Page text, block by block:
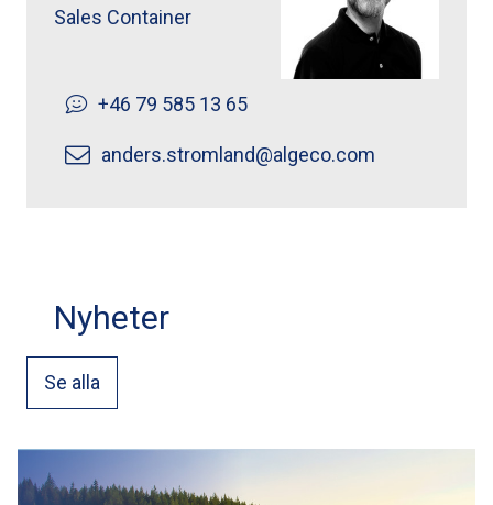
Sales Container
+46 79 585 13 65
anders.stromland@algeco.com
Nyheter
Se alla